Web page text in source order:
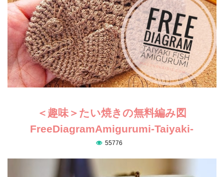
＜趣味＞たい焼きの無料編み図
FreeDiagramAmigurumi-Taiyaki-
55776